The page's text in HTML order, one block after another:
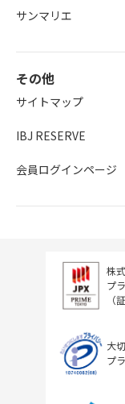
サンマリエ
その他
サイトマップ
IBJ RESERVE
会員ログインページ
株
プ
（
大
プ